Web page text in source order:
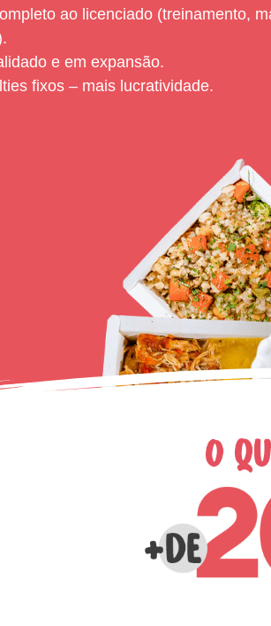
ao licenciado (treinamento,
e em expansão.
fixos – mais lucratividade.